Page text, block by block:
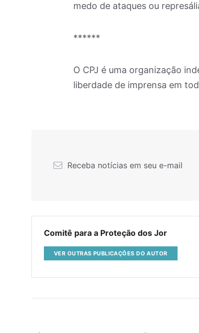
medo de ataques ou
******
O CPJ é uma organização
liberdade de imprensa em
Receba notícias em seu e-mail
Comitê para a Proteção dos Jor
VER OUTRAS PUBLICAÇÕES DO AUTOR